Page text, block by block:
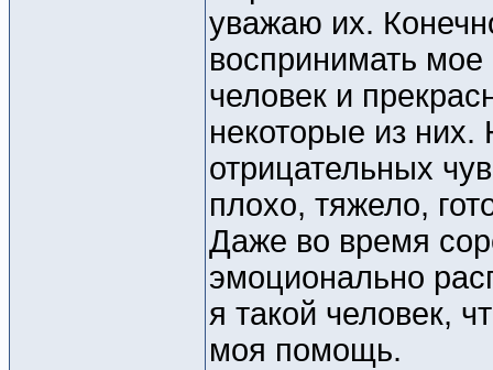
уважаю их.
воспринимать
человек и
некоторые из
отрицательных
плохо, тяжело,
Даже во время
эмоционально
я такой человек,
моя помощь.